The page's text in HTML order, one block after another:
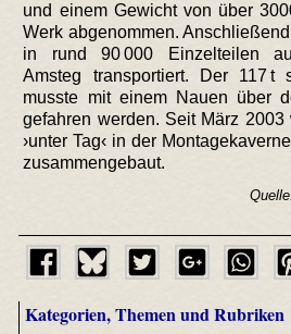
und einem Gewicht von über
Werk abgenommen.
in rund 90 000 Einzelteilen
Amsteg transportiert. Der 117 t
musste mit einem Nauen über
gefahren werden. Seit März
›unter Tag‹ in der
zusammengebaut.
Kategorien, Themen und Rubriken